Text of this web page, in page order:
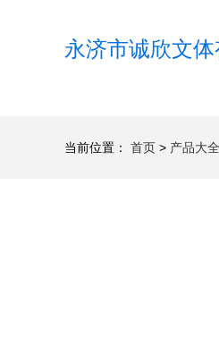
永济市诚欣文体
当前位置： 首页 > 产品大全